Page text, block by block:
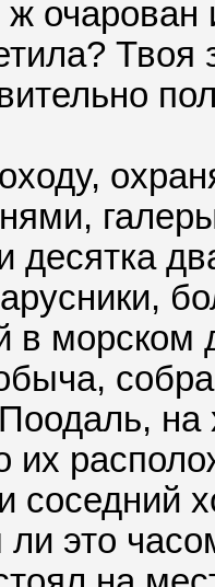
Твоя
десятка
в морском
их
соседний
это